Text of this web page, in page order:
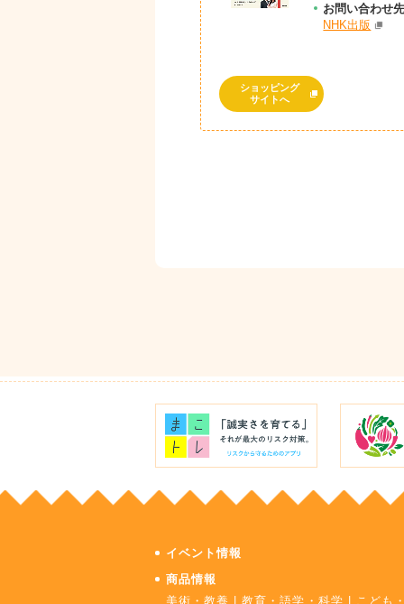
お問い合わせ
NHK出版
ショッピング
サイトへ
イベント情報
商品情報
美術・教養
|教育・語学・科学 こども